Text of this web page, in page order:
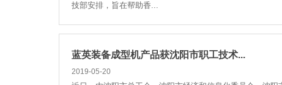
技部安排，旨在帮助香...
蓝英装备成型机产品获沈阳市职工技术...
2019-05-20